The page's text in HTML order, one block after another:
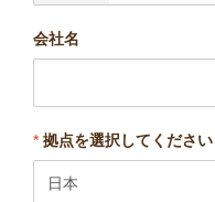
会社名
* 拠点を選択してください